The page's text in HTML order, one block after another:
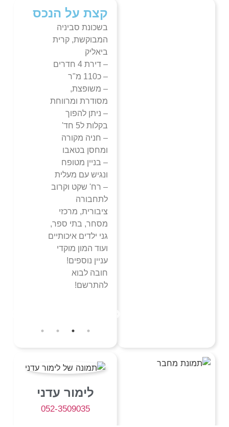
קצת על הנכס
בשכונת סביניה
המבוקשת, קרית
ביאליק
– דירת 4 חדרים
– כ110 מ"ר
– משופצת,
מסודרת ומרווחת
– ניתן להפוך
בקלות ל5 חד'
– חניה מקורה
ומחסן בטאבו
– בניין מטופח
ונגיש עם מעלית
– רח' שקט וקרוב
לתחבורה
ציבורית, מרכזי
מסחר, בתי ספר,
גני ילדים איכותיים
ועוד המון מוקדי
עניין נוספים!
חובה לבוא
להתרשם!
לימור עדני
052-3509035